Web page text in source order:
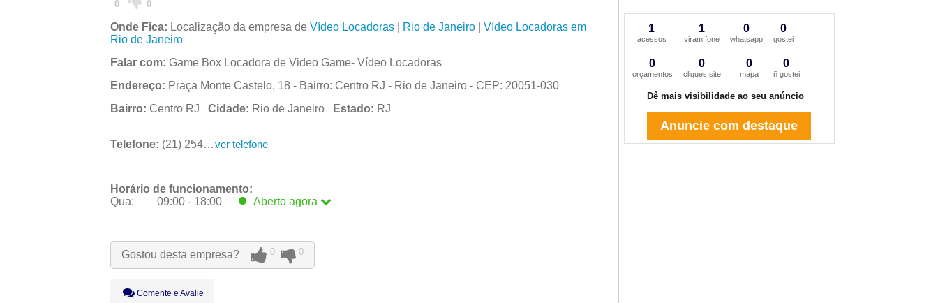
0 0
Onde Fica: Localização da empresa de Vídeo Locadoras| Rio de Janeiro| Vídeo Locadoras em
Rio de Janeiro
Falar com: Game Box Locadora de Video Game- Vídeo Locadoras
Endereço: Praça Monte Castelo, 18 - Bairro: Centro RJ - Rio de Janeiro - CEP: 20051-030
Bairro: Centro RJ Cidade: Rio de Janeiro Estado: RJ
Telefone: (21) 2547-4466 ver telefone
Horário de funcionamento:
Qua:
09:00 - 18:00 Aberto agora
Ter:
09:00 - 18:00
Qua:
09:00 - 18:00 Abertoagora
Sex:
09:00 - 18:00
Gostou desta empresa? 0 0
Comente e Avalie
1
acessos
1
viram fone
0
whatsapp
0
gostei
0
orçamentos
0
cliques site
0
mapa
0
ñ gostei
Dê mais visibilidade ao seu anúncio
Anuncie com destaque